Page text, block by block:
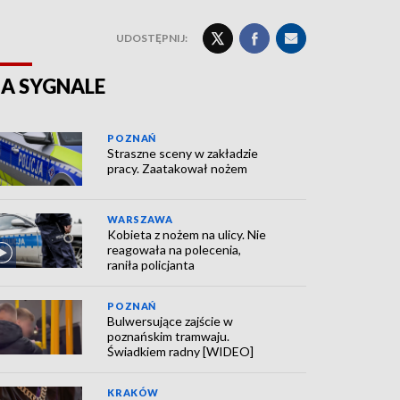
UDOSTĘPNIJ:
SYGNALE
POZNAŃ
Straszne sceny w zakładzie
pracy. Zaatakował nożem
WARSZAWA
Kobieta z nożem na ulicy. Nie
reagowała na polecenia,
raniła policjanta
POZNAŃ
Bulwersujące zajście w
poznańskim tramwaju.
Świadkiem radny [WIDEO]
KRAKÓW